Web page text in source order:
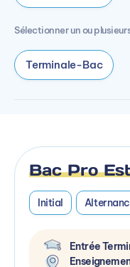
Sélectionner un ou
Terminale-Bac
Bac Pro
Initial
Entrée